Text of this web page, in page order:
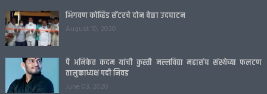
भिगवण कोव्हिड सेंटरचे दोन वेळा उदघाटन
August 10, 2020
पै अनिकेत कदम यांची कुस्ती मल्लविद्या महासंघ संस्थेच्या फलटण
तालुकाध्यक्ष पदी निवड
June 03, 2020